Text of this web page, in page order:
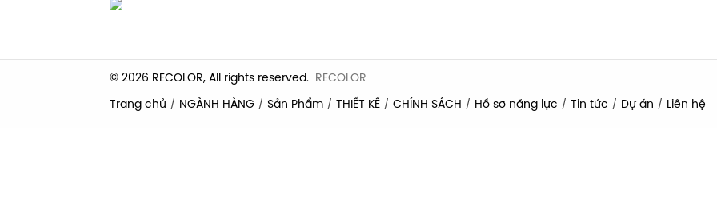
© 2026 RECOLOR, All rights reserved. RECOLOR
Trang chủ
NGÀNH HÀNG Sản Phẩm THIẾT KẾ CHÍNH SÁCH Hồ sơ năng lực Tin tức Dự án Liên hệ